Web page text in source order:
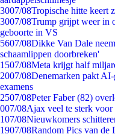
3007/08Tropische hitte keert
3007/08Trump grijpt weer in
geboorte in VS
5607/08Dikke Van Dale
schaamlippen doorbreken'
1507/08Meta krijgt half
2007/08Denemarken pakt
examens
2507/08Peter Faber (82)
007/08Ajax veel te sterk voor
107/08Nieuwkomers
1907/08Random Pics van de